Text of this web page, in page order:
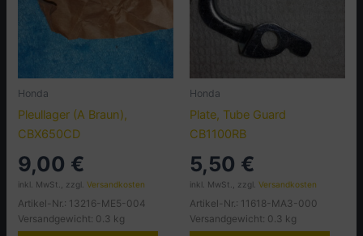
Honda
Pleullager (A Braun),
CBX650CD
9,00 €
inkl. MwSt., zzgl.Versandkosten
Artikel-Nr.: 13216-ME5-004
Versandgewicht: 0.3 kg
Honda
Plate, Tube Guard
CB1100RB
5,50 €
inkl. MwSt., zzgl. Versandkosten
Artikel-Nr.: 11618-MA3-000
Versandgewicht: 0.3 kg